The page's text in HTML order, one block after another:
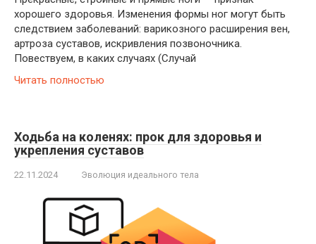
хорошего здоровья. Изменения формы ног могут быть
следствием заболеваний: варикозного расширения вен,
артроза суставов, искривления позвоночника.
Повествуем, в каких случаях (Случай
Читать полностью
Ходьба на коленях: прок для здоровья и
укрепления суставов
22.11.2024 Эволюция идеального тела